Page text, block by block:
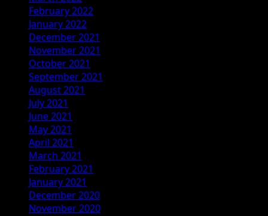
February 2022
January 2022
December 2021
November 2021
October 2021
September 2021
August 2021
July 2021
June 2021
May 2021
April 2021
March 2021
February 2021
January 2021
December 2020
November 2020